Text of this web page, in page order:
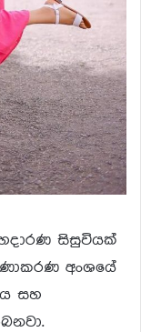
සිසුවියක්
අංශයේ
සහ